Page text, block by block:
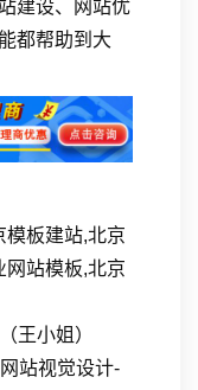
建设、网站优
都帮助到大
模板建站,北京
网站模板,北京
王小姐）
站视觉设计-